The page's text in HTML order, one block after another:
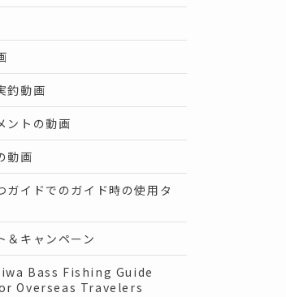
釣動画
ントの動画
動画
ガイドでのガイド時の使用タ
＆キャンペーン
Bass Fishing Guide
Overseas Travelers